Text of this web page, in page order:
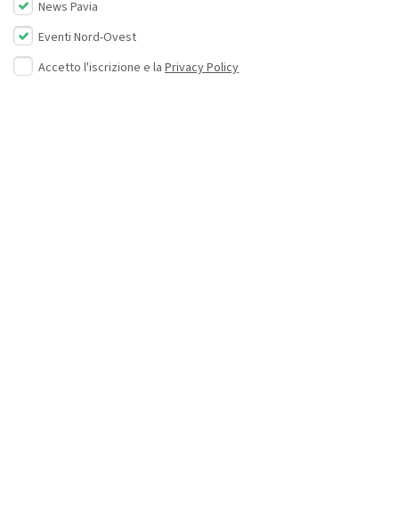
News Pavia
Eventi Nord-Ovest
Accetto l'iscrizione e la Privacy Policy